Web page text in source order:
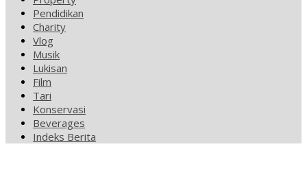
Pendidikan
Charity
Vlog
Musik
Lukisan
Film
Tari
Konservasi
Beverages
Indeks Berita